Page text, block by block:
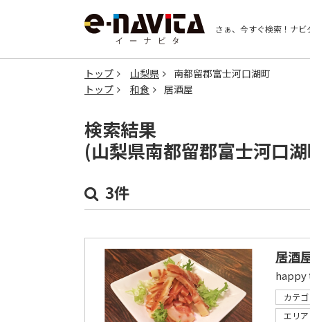
さぁ、今すぐ検索！ ナビ
トップ 山梨県
南都留郡富士河口湖町
トップ
和食 居酒屋
検索結果
(山梨県南都留郡富士河口
3件
居酒
happy
カテ
エリ